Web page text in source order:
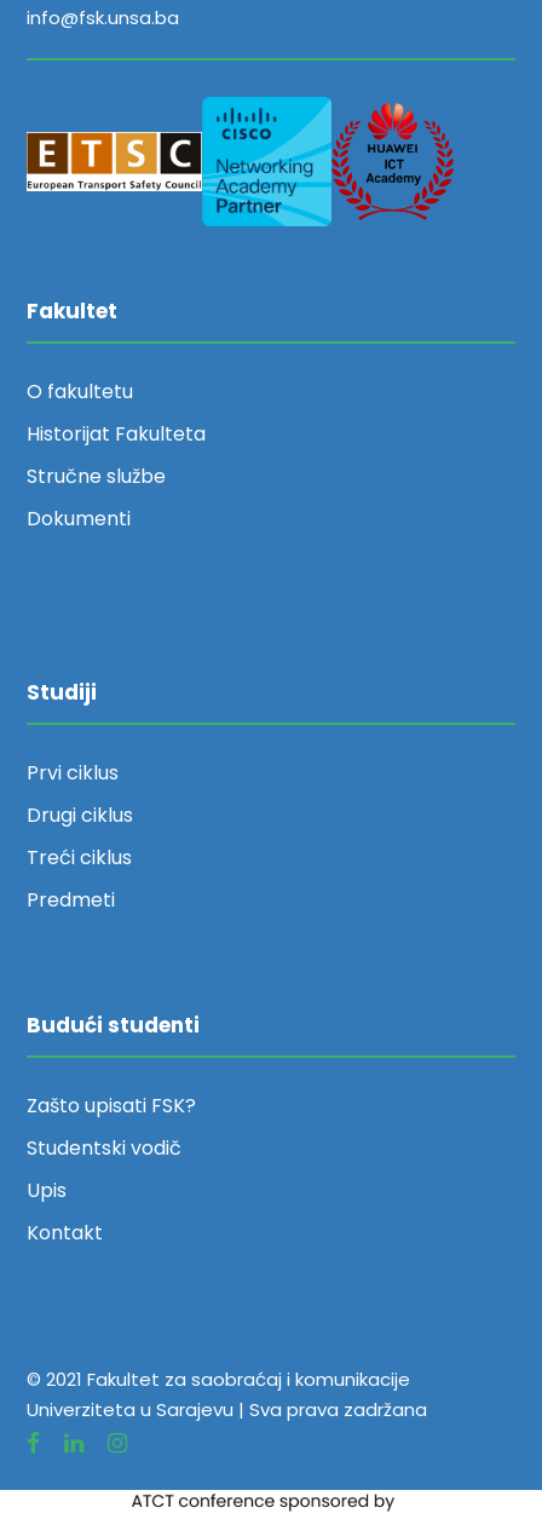
info@fsk.unsa.ba
Fakultet
O fakultetu
Historijat Fakulteta
Stručne službe
Dokumenti
Studiji
Prvi ciklus
Drugi ciklus
Treći ciklus
Predmeti
Budući studenti
Zašto upisati FSK?
Studentski vodič
Upis
Kontakt
© 2021 Fakultet za saobraćaj i komunikacije
Univerziteta u Sarajevu | Sva prava zadržana